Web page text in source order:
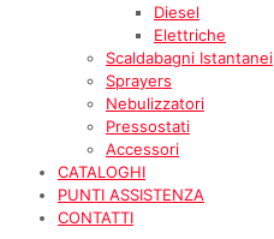
Diesel
Elettriche
Scaldabagni Istantanei
Sprayers
Nebulizzatori
Pressostati
Accessori
CATALOGHI
PUNTI ASSISTENZA
CONTATTI